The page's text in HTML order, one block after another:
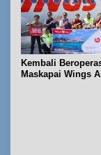
Kembali
Maskapai Wings